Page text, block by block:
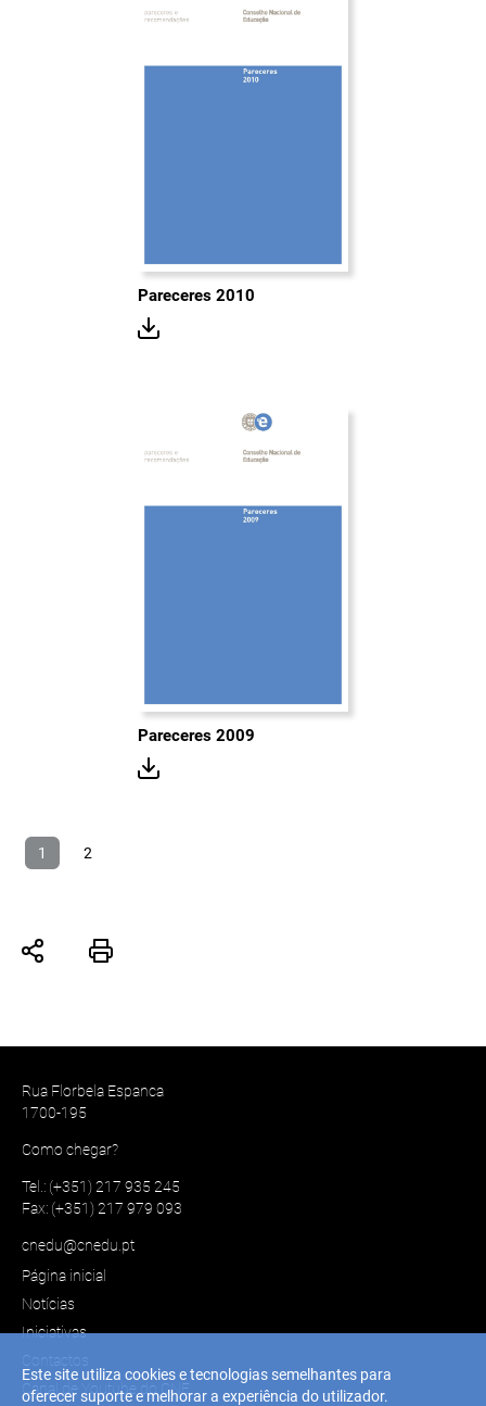
Pareceres 2010
Pareceres 2009
1 2
Rua Florbela Espanca
1700-195
Como chegar?
Tel.: (+351) 217 935 245
Fax: (+351) 217 979 093
cnedu@cnedu.pt
Página inicial
Notícias
Iniciativas
Contactos
Canal de Youtube do CNE
Este site utiliza cookies e tecnologias semelhantes para
oferecer suporte e melhorar a experiência do utilizador.